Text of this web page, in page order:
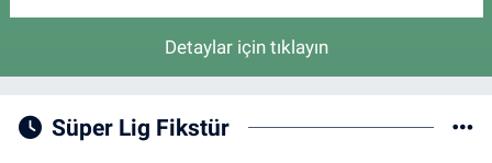
Detaylar için tıklayın
Süper Lig Fikstür